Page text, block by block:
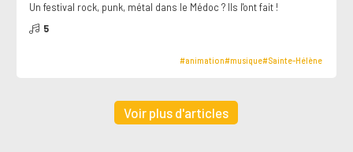
Un festival rock, punk, métal dans le Médoc ? Ils l'ont fait !
5
#animation#musique#Sainte-Hélène
Voir plus d'articles